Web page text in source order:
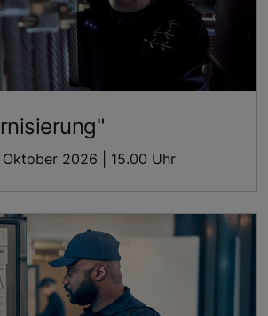
Oktober 2026 | 15.00 Uhr